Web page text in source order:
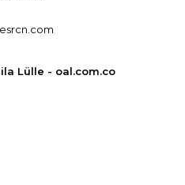
Lülle - oal.com.co